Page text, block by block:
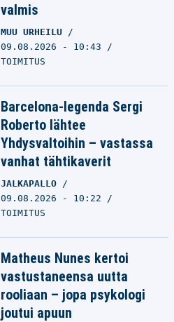
valmis
MUU URHEILU
09.08.2026 - 10:43
TOIMITUS
Barcelona-legenda Sergi
Roberto lähtee
Yhdysvaltoihin – vastassa
vanhat tähtikaverit
JALKAPALLO
09.08.2026 - 10:22
TOIMITUS
Matheus Nunes kertoi
vastustaneensa uutta
rooliaan – jopa psykologi
joutui apuun